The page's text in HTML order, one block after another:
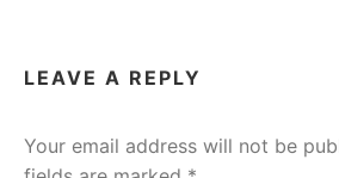
LEAVE A REPLY
Your email address will not be